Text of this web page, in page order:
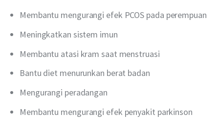
Membantu mengurangi efek PCOS pada perempuan
Meningkatkan sistem imun
Membantu atasi kram saat menstruasi
Bantu diet menurunkan berat badan
Mengurangi peradangan
Membantu mengurangi efek penyakit parkinson